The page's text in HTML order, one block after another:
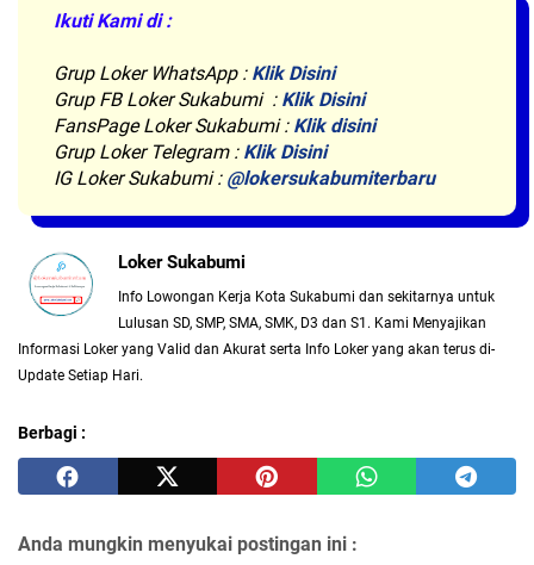
Ikuti Kami di :
Grup Loker WhatsApp : Klik Disini
Grup FB Loker Sukabumi : Klik Disini
FansPage Loker Sukabumi : Klik disini
Grup Loker Telegram : Klik Disini
IG Loker Sukabumi : @lokersukabumiterbaru
Loker Sukabumi
Info Lowongan Kerja Kota Sukabumi dan sekitarnya untuk
Lulusan SD, SMP, SMA, SMK, D3 dan S1. Kami Menyajikan
Informasi Loker yang Valid dan Akurat serta Info Loker yang akan terus di-
Update Setiap Hari.
Berbagi :
Anda mungkin menyukai postingan ini :